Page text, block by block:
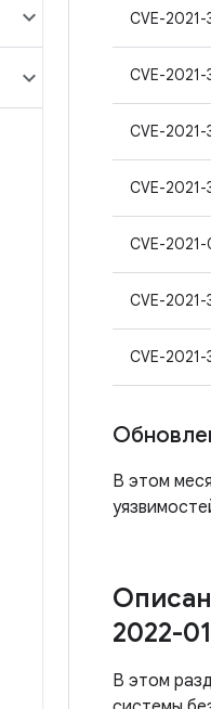
CVE-2021-
CVE-2021-
CVE-2021-
CVE-2021-
CVE-
CVE-2021-
CVE-2021-
В этом
2022-
В этом